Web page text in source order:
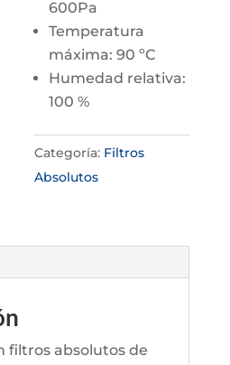
600Pa
Temperatura
máxima: 90 ºC
Humedad relativa:
100 %
Categoría: Filtros
Absolutos
filtros absolutos de